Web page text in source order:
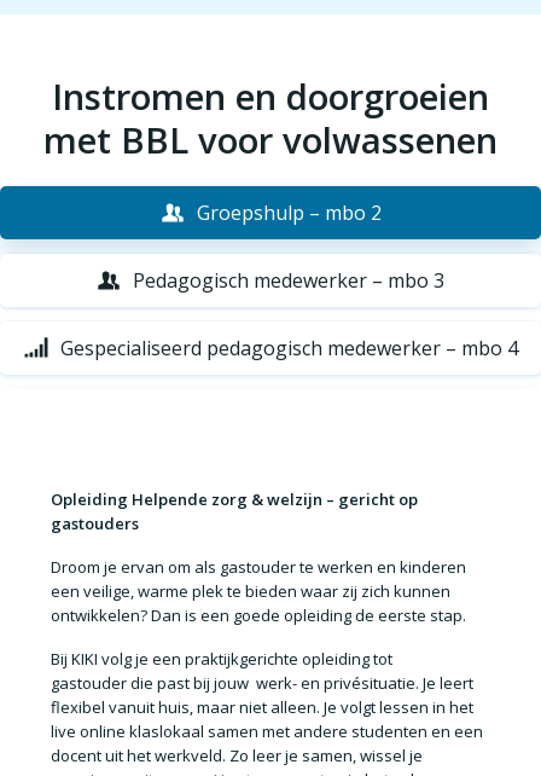
Instromen en doorgroeien
met BBL voor volwassenen
Groepshulp – mbo 2
Pedagogisch medewerker – mbo 3
Gespecialiseerd pedagogisch medewerker – mbo 4
Opleiding Helpende zorg & welzijn – gericht op
gastouders
Droom je ervan om als gastouder te werken en kinderen
een veilige, warme plek te bieden waar zij zich kunnen
ontwikkelen? Dan is een goede opleiding de eerste stap.
Bij KIKI volg je een praktijkgerichte opleiding tot
gastouderdie past bij jouw werk- en privésituatie. Je leert
flexibel vanuit huis, maarniet alleen. Je volgt lessen in het
live online klaslokaal samen met andere studenten en een
docent uit het werkveld. Zo leer je samen, wissel je